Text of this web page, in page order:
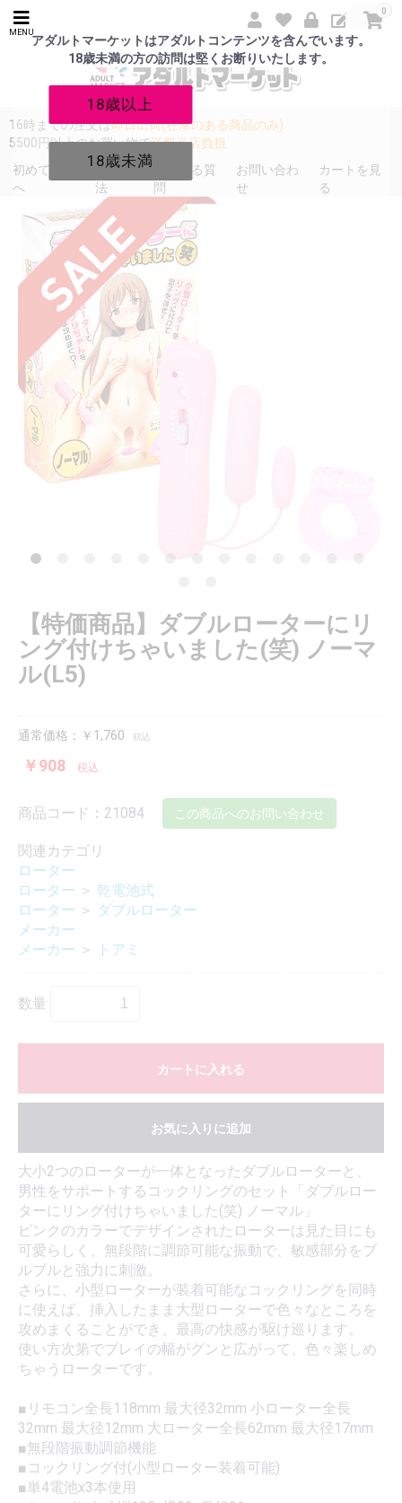
アダルトマーケットはアダルトコンテンツを含んでいます。
18歳未満の方の訪問は堅くお断りいたします。
18歳以上
18歳未満
MENU
0
16時までの注文は即日出荷(在庫のある商品のみ)
5500円以上のお買い物で送料当店負担
初めての方
へ
発送方
法
よくある質
問
お問い合わ
せ
カートを見
る
【特価商品】ダブルローターにリ
ング付けちゃいました(笑) ノーマ
ル(L5)
通常価格：￥1,760 税込
￥908 税込
商品コード：21084 この商品へのお問い合わせ
関連カテゴリ
ローター
ローター ＞ 乾電池式
ローター ＞ ダブルローター
メーカー
メーカー ＞ トアミ
数量
カートに入れる
お気に入りに追加
大小2つのローターが一体となったダブルローターと、
男性をサポートするコックリングのセット「ダブルロー
ターにリング付けちゃいました(笑) ノーマル」
ピンクのカラーでデザインされたローターは見た目にも
可愛らしく、無段階に調節可能な振動で、敏感部分をブ
ルブルと強力に刺激。
さらに、小型ローターが装着可能なコックリングを同時
に使えば、挿入したまま大型ローターで色々なところを
攻めまくることができ、最高の快感が駆け巡ります。
使い方次第でプレイの幅がグンと広がって、色々楽しめ
ちゃうローターです。
■リモコン全長118mm 最大径32mm 小ローター全長
32mm 最大径12mm 大ローター全長62mm 最大径17mm
■無段階振動調節機能
■コックリング付(小型ローター装着可能)
■単4電池x3本使用